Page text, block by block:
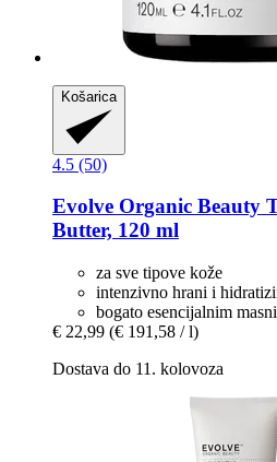
Košarica
4.5 (50)
Evolve Organic Beauty
Butter, 120 ml
za sve tipove kože
intenzivno hrani i
bogato esencijalnim
€ 22,99 (€ 191,58 / l)
Dostava do 11. kolovoza